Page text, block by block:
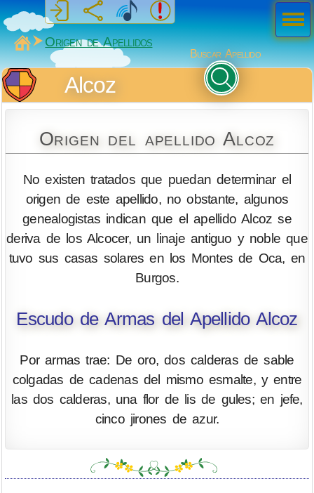
MiSabueso
Origen de Apellidos
Buscar Apellido
Alcoz
Origen del apellido Alcoz
No existen tratados que puedan determinar el
origen de este apellido, no obstante, algunos
genealogistas indican que el apellido Alcoz se
deriva de los Alcocer, un linaje antiguo y noble que
tuvo sus casas solares en los Montes de Oca, en
Burgos.
Escudo de Armas del Apellido Alcoz
Por armas trae: De oro, dos calderas de sable
colgadas de cadenas del mismo esmalte, y entre
las dos calderas, una flor de lis de gules; en jefe,
cinco jirones de azur.
Men
ú